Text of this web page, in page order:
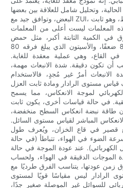
وتحليل شامل للعلاقة بين بعضها
البعض، وتوافق جيد مع ZUI، بما في ذلك ثابت العزل للوسط، وهو ثابت
المعلمات ليست أعلى من المعلمات
في الكمية الثابتة أكبر، مثل حمض
الكبريتيك الذي يبلغ حوالي 80 ضعفًا، والأسيتون الذي يبلغ فرقه 80
القاع، وهي عملية معقدة للغاية.
أن تكون دقيقة. شدة الانبعاث مهمة،
الانبعاث أمرٌ غير مُجدٍ، فالاستخدام
مستوى الرادار ومادة ثابت العزل
لموجة الانعكاس، مما يسمح
في حالة قياسات أخرى، يكون ثابت
طاقة نبضة انعكاس السطح منخفضة،
المباشر لقياس مستوى السائل.
قصير في قاع الخزان، ويُعرف طول
الضوء في الهواء، تتباطأ (في حالة
الكهربائي). عند عودة الموجة في حالة
الدقيقة في الهواء، ولحساب
زمن عودتها، يتناسب الفرق طرديًا مع
الرادار ليس مقياسًا قويًا لمستوى
للسوائل غير الموصلة صغير جدًا،